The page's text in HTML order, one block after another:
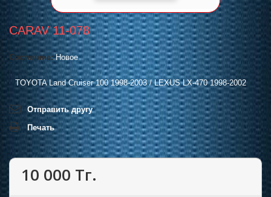
CARAV 11-078
Состояние: Новое
TOYOTA Land Cruiser 100 1998-2003 / LEXUS LX-470 1998-2002
Отправить другу
Печать
10 000 Тг.